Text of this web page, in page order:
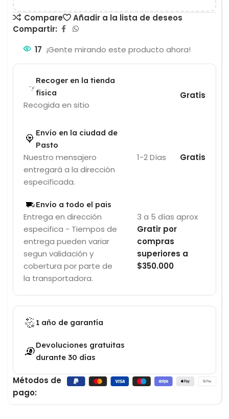
Compare
Añadir a la lista de deseos
Compartir:
17 ¡Gente mirando este producto ahora!
Recoger en la tienda
fisica
Recogida en sitio
Gratis
Envío en la ciudad de
Pasto
Nuestro mensajero
entregará a la dirección
especificada.
1-2 Días Gratis
Envío a todo el pais
Entrega en dirección
especifica - Tiempos de
entrega pueden variar
segun validación y
cobertura por parte de
la transportadora.
3 a 5 días aprox
Gratir por
compras
superiores a
$350.000
1 año de garantía
Devoluciones gratuitas
durante 30 días
Métodos de
pago: